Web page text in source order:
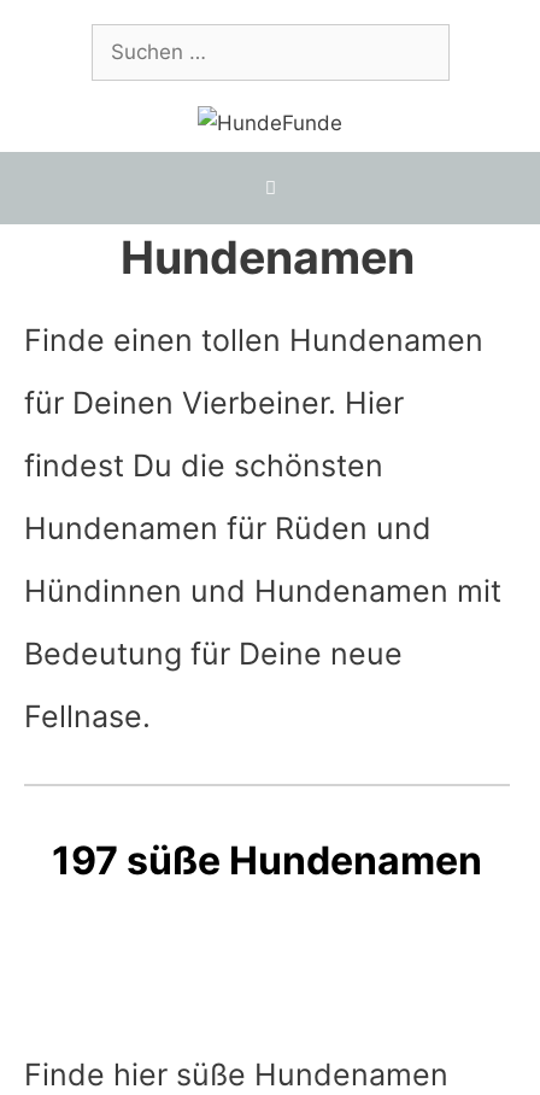
Suchen
nach:
Hundenamen
Finde einen tollen Hundenamen
für Deinen Vierbeiner. Hier
findest Du die schönsten
Hundenamen für Rüden und
Hündinnen und Hundenamen mit
Bedeutung für Deine neue
Fellnase.
197 süße Hundenamen
Finde hier süße Hundenamen